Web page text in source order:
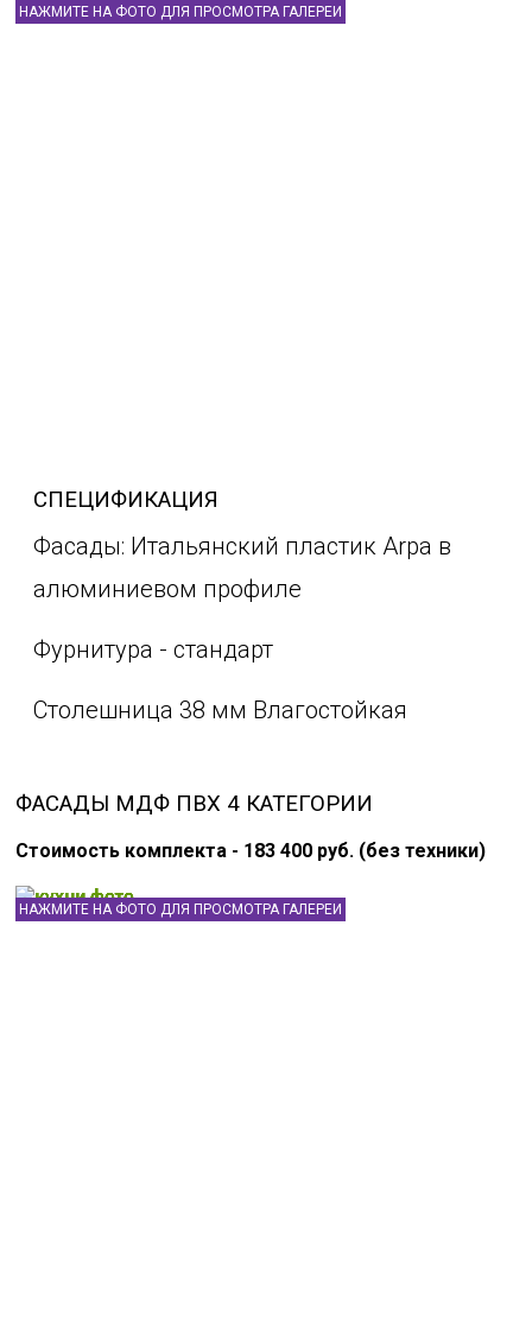
НАЖМИТЕ НА ФОТО ДЛЯ ПРОСМОТРА ГАЛЕРЕИ
СПЕЦИФИКАЦИЯ
Фасады: Итальянский пластик Arpa в
алюминиевом профиле
Фурнитура - стандарт
Столешница 38 мм Влагостойкая
ФАСАДЫ МДФ ПВХ 4 КАТЕГОРИИ
Стоимость комплекта - 183 400 руб. (без техники)
НАЖМИТЕ НА ФОТО ДЛЯ ПРОСМОТРА ГАЛЕРЕИ